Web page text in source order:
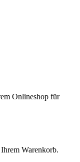
Onlineshop für
Warenkorb.